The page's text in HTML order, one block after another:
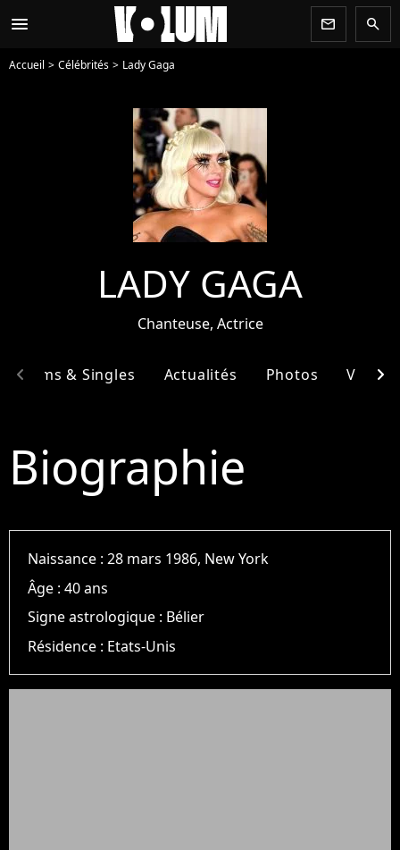
menu newsletter search
Accueil Célébrités Lady Gaga
LADY GAGA
Chanteuse, Actrice
Albums & Singles Actualités Photos Vidéos
chevron_left chevron_right
Biographie
Naissance :28 mars 1986, New York
Âge :40 ans
Signe astrologique : Bélier
Résidence : Etats-Unis